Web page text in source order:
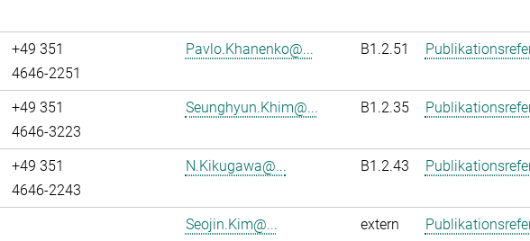
+49 351
4646-2251
Pavlo.Khanenko@... B1.2.51
+49 351
4646-3223
Seunghyun.Khim@... B1.2.35
+49 351
4646-2243
N.Kikugawa@... B1.2.43
Seojin.Kim@... extern